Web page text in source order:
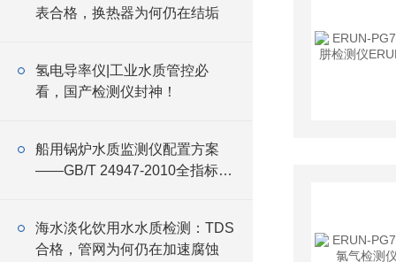
表合格，换热器为何仍在结垢
氢电导率仪|工业水质管控必
看，国产检测仪封神！
船用锅炉水质监测仪配置方案
——GB/T 24947-2010全指标覆
海水淡化饮用水水质检测：TDS
合格，管网为何仍在加速腐蚀